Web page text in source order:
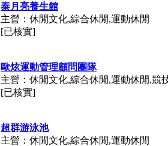
泰月亮養生館
主營：休閒文化,綜合休閒,運動休閒
[已核實]
歐炫運動管理顧問團隊
主營：休閒文化,綜合休閒,運動休閒,競
[已核實]
超群游泳池
主營：休閒文化,綜合休閒,運動休閒